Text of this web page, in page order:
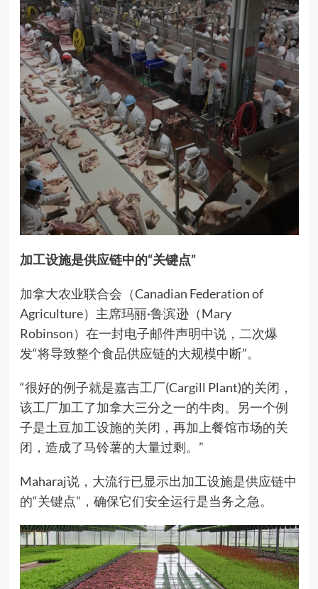
加工设施是供应链中的“关键点”
加拿大农业联合会（Canadian Federation of
Agriculture）主席玛丽·鲁滨逊（Mary
Robinson）在一封电子邮件声明中说，二次爆
发“将导致整个食品供应链的大规模中断”。
“很好的例子就是嘉吉工厂(Cargill Plant)的关闭，
该工厂加工了加拿大三分之一的牛肉。另一个例
子是土豆加工设施的关闭，再加上餐馆市场的关
闭，造成了马铃薯的大量过剩。”
Maharaj说，大流行已显示出加工设施是供应链中
的“关键点”，确保它们安全运行是当务之急。